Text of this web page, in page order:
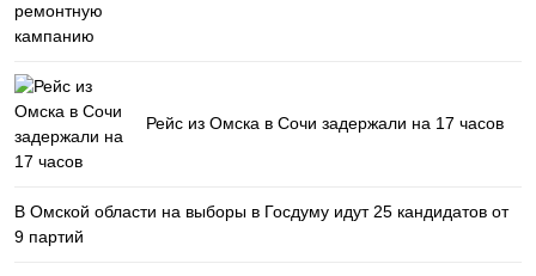
Рейс из Омска в Сочи задержали на 17 часов
В Омской области на выборы в Госдуму идут 25 кандидатов от
9 партий